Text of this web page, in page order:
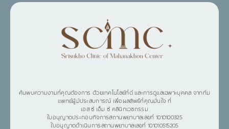
ค้นพบความงามที่คุณต้องการ ด้วยเทคโนโลยีที่ดี และการดูแลเฉพาะบุคคล จากทีม
แพทย์ผู้มีประสบการณ์ เพื่อผลลัพธ์ที่คุณมั่นใจ ที่
เอส ซี เอ็ม ซี คลินิกเวชกรรม
ใบอนุญาตประกอบกิจการสถานพยาบาลเลขที่ 1010100325
ใบอนุญาตดำเนินการสถานพยาบาลเลขที่ 101010515205